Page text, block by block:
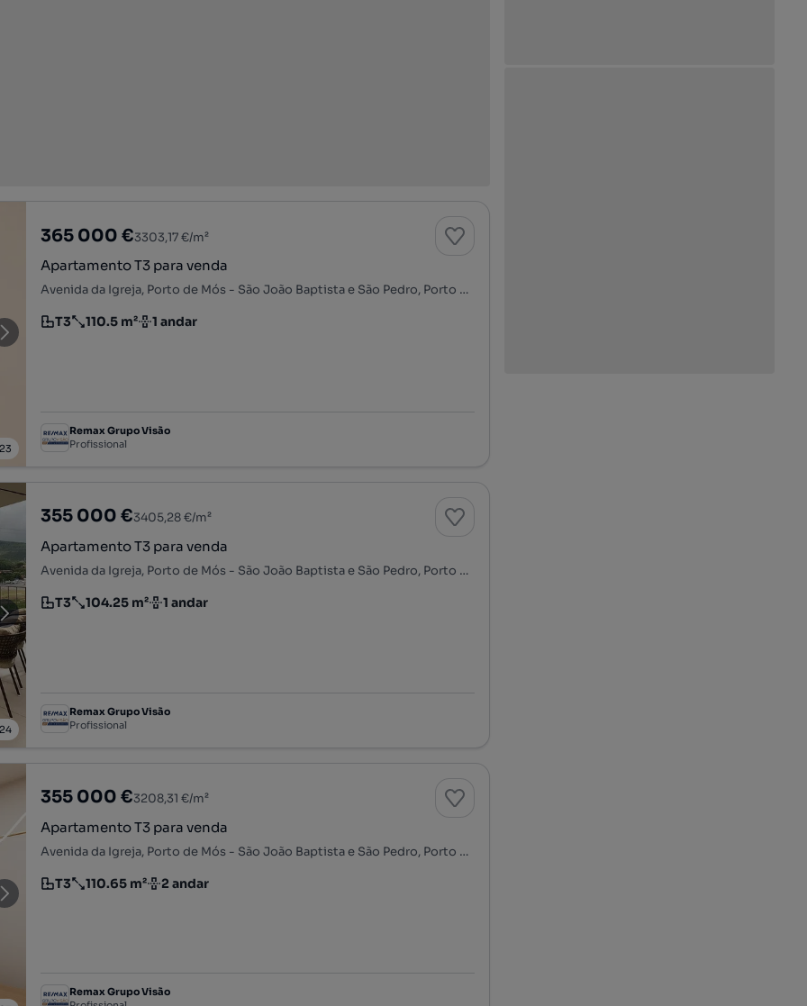
23
365 000 €3303,17 €/m²
Apartamento T3 para venda
Avenida da Igreja, Porto de Mós - São João Baptista e São Pedro, Porto de Mós, Leiria
Tipologia
T3
Preço por metro quadrado
110.5 m²
Andar 1 andar
Remax Grupo Visão
Profissional
24
355 000 €3405,28 €/m²
Apartamento T3 para venda
Avenida da Igreja, Porto de Mós - São João Baptista e São Pedro, Porto de Mós, Leiria
Tipologia
T3
Preço por metro quadrado
104.25 m²
Andar 1 andar
Remax Grupo Visão
Profissional
355 000 €3208,31 €/m²
Apartamento T3 para venda
Avenida da Igreja, Porto de Mós - São João Baptista e São Pedro, Porto de Mós, Leiria
Tipologia
T3
Preço por metro quadrado
110.65 m²
Andar 2 andar
Remax Grupo Visão